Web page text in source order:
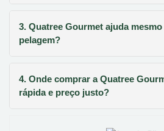
3. Quatree Gourmet ajuda
pelagem?
4. Onde comprar a Quatree
rápida e preço justo?